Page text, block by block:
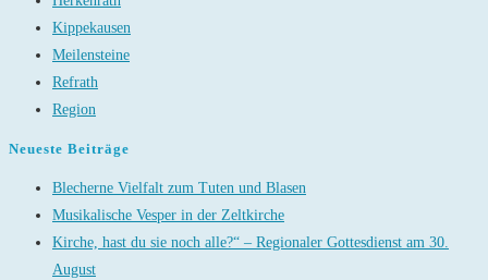
Kippekausen
Meilensteine
Refrath
Region
Neueste Beiträge
Blecherne Vielfalt zum Tuten und Blasen
Musikalische Vesper in der Zeltkirche
Kirche, hast du sie noch alle?“ – Regionaler Gottesdienst am 30.
August